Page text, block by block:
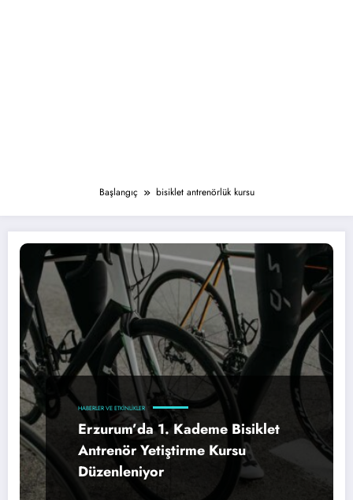
Başlangıç bisiklet antrenörlük kursu
HABERLER VE ETKINLIKLER
Erzurum’da 1. Kademe Bisiklet
Antrenör Yetiştirme Kursu
Düzenleniyor